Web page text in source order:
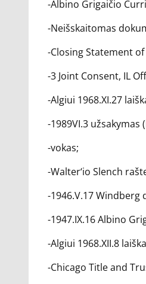
-Albino Grigaičio
-Neišskaitomas
-Closing Statement
-3 Joint Consent, IL
-Algiui 1968.XI.27
-1989VI.3
-vokas;
-Walter‘io Slench
-1946.V.17 Windberg
-1947.IX.16 Albino
-Algiui 1968.XII.8
-Chicago Title and